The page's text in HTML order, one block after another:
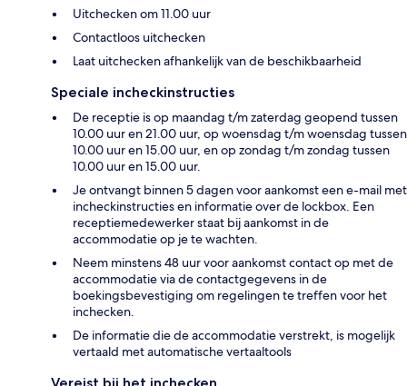
Uitchecken om 11.00 uur
Contactloos uitchecken
Laat uitchecken afhankelijk van de beschikbaarheid
Speciale incheckinstructies
De receptie is op maandag t/m zaterdag geopend tussen
10.00 uur en 21.00 uur, op woensdag t/m woensdag tussen
10.00 uur en 15.00 uur, en op zondag t/m zondag tussen
10.00 uur en 15.00 uur.
Je ontvangt binnen 5 dagen voor aankomst een e-mail met
incheckinstructies en informatie over de lockbox. Een
receptiemedewerker staat bij aankomst in de
accommodatie op je te wachten.
Neem minstens 48 uur voor aankomst contact op met de
accommodatie via de contactgegevens in de
boekingsbevestiging om regelingen te treffen voor het
inchecken.
De informatie die de accommodatie verstrekt, is mogelijk
vertaald met automatische vertaaltools